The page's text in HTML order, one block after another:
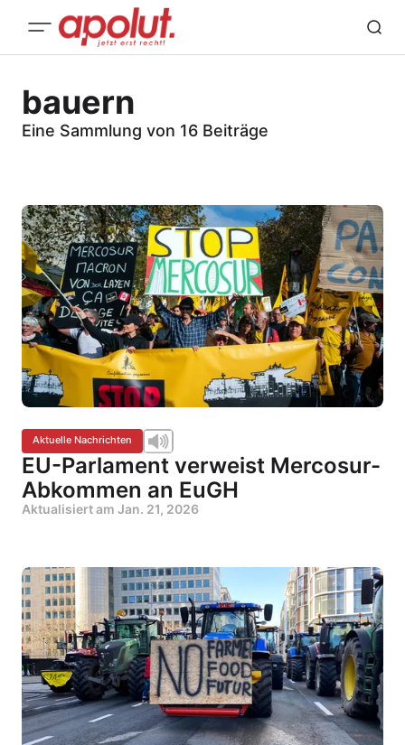
bauern
Eine Sammlung von 16 Beiträge
Aktuelle Nachrichten
EU-Parlament verweist Mercosur-
Abkommen an EuGH
Aktualisiert am Jan. 21, 2026